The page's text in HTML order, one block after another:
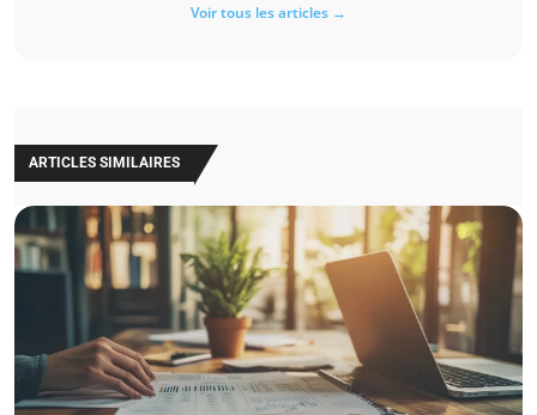
Voir tous les articles →
ARTICLES SIMILAIRES